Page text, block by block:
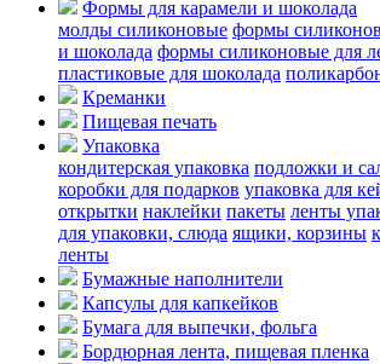
Формы для карамели и шоколада
молды силиконовые формы
и шоколада формы силиконовые для
пластиковые для шоколада
Креманки
Пищевая печать
Упаковка
кондитерская упаковка подложки и
коробки для подарков упаковка для
открытки наклейки пакеты ленты
для упаковки, слюда ящики, корзины
ленты
Бумажные наполнители
Капсулы для капкейков
Бумага для выпечки, фольга
Бордюрная лента, пищевая пленка